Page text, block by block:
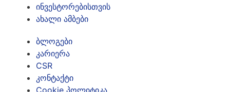
ინვესტორებისთვის
ახალი ამბები
ბლოგები
კარიერა
CSR
კონტაქტი
Cookie პოლიტიკა